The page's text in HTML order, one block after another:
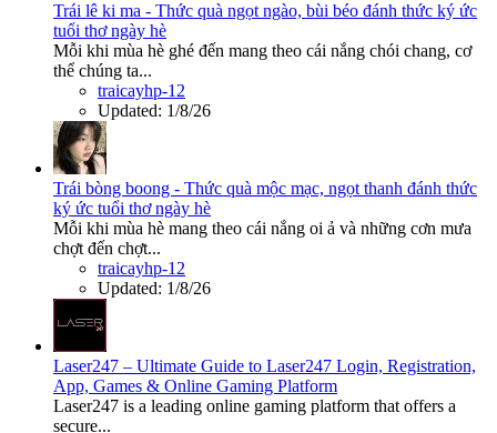
Trái lê ki ma - Thức quà ngọt ngào, bùi béo đánh thức ký ức
tuổi thơ ngày hè
Mỗi khi mùa hè ghé đến mang theo cái nắng chói chang, cơ
thể chúng ta...
traicayhp-12
Updated: 1/8/26
Trái bòng boong - Thức quà mộc mạc, ngọt thanh đánh thức
ký ức tuổi thơ ngày hè
Mỗi khi mùa hè mang theo cái nắng oi ả và những cơn mưa
chợt đến chợt...
traicayhp-12
Updated: 1/8/26
Laser247 – Ultimate Guide to Laser247 Login, Registration,
App, Games & Online Gaming Platform
Laser247 is a leading online gaming platform that offers a
secure...